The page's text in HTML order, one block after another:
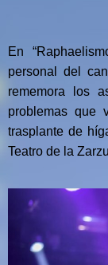
En
personal del
rememora los
problemas que
trasplante de
Teatro de la